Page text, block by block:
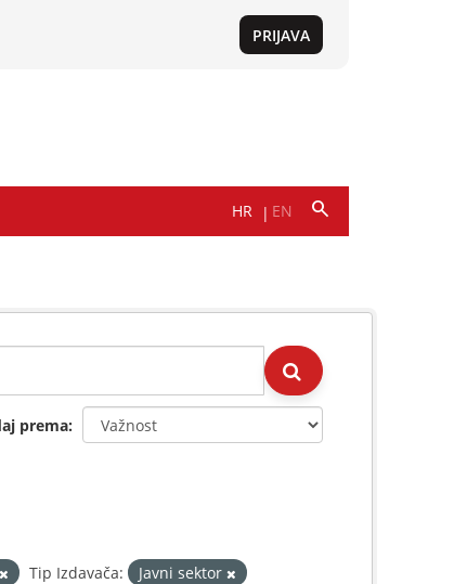
prema
Tip Izdavača: Javni sektor